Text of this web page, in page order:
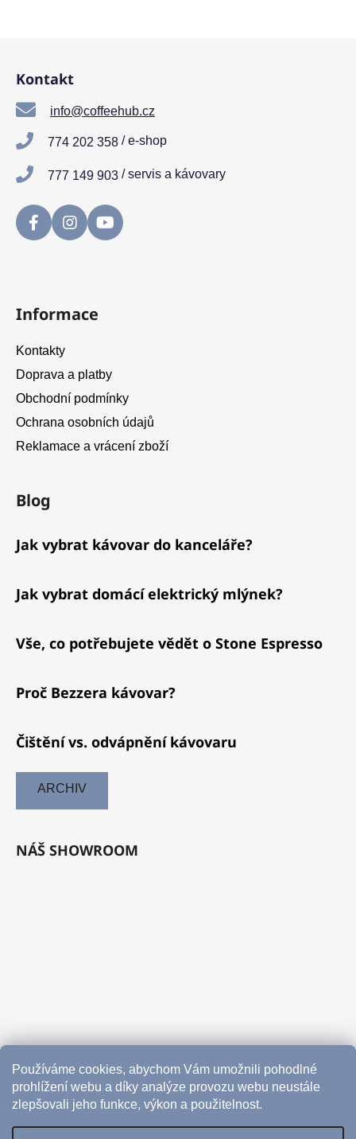
Používáme cookies, abychom Vám umožnili pohodlné
prohlížení webu a díky analýze provozu webu neustále
zlepšovali jeho funkce, výkon a použitelnost.
Kontakt
info@coffeehub.cz
774 202 358 / e-shop
777 149 903 / servis a kávovary
Informace
Kontakty
Doprava a platby
Obchodní podmínky
Ochrana osobních údajů
Reklamace a vrácení zboží
Blog
Jak vybrat kávovar do kanceláře?
Jak vybrat domácí elektrický mlýnek?
Vše, co potřebujete vědět o Stone Espresso
Proč Bezzera kávovar?
Čištění vs. odvápnění kávovaru
ARCHIV
NÁŠ SHOWROOM